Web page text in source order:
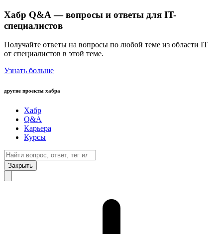
Хабр Q&A — вопросы и ответы для IT-
специалистов
Получайте ответы на вопросы по любой теме из области IT
от специалистов в этой теме.
Узнать больше
другие проекты хабра
Хабр
Q&A
Карьера
Курсы
Закрыть